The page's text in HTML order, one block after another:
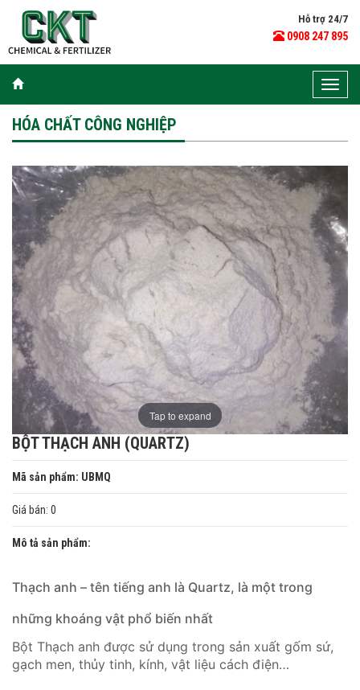
Hỗ trợ 24/7
0908 247 895
Toggle
HÓA CHẤT CÔNG NGHIỆP
Tap to expand
BỘT THẠCH ANH (QUARTZ)
Mã sản phẩm: UBMQ
Giá bán: 0
Mô tả sản phẩm:
Thạch anh – tên tiếng anh là Quartz, là một trong
những khoáng vật phổ biến nhất
Bột Thạch anh được sử dụng trong sản xuất gốm sứ,
gạch men, thủy tinh, kính, vật liệu cách điện…